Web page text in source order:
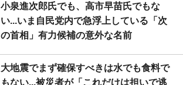
小泉進次郎氏でも、高市早苗氏でもな
い...いま自民党内で急浮上している「次
の首相」有力候補の意外な名前
大地震でまず確保すべきは水でも食料で
もない...被災者が「これだけは担いで逃